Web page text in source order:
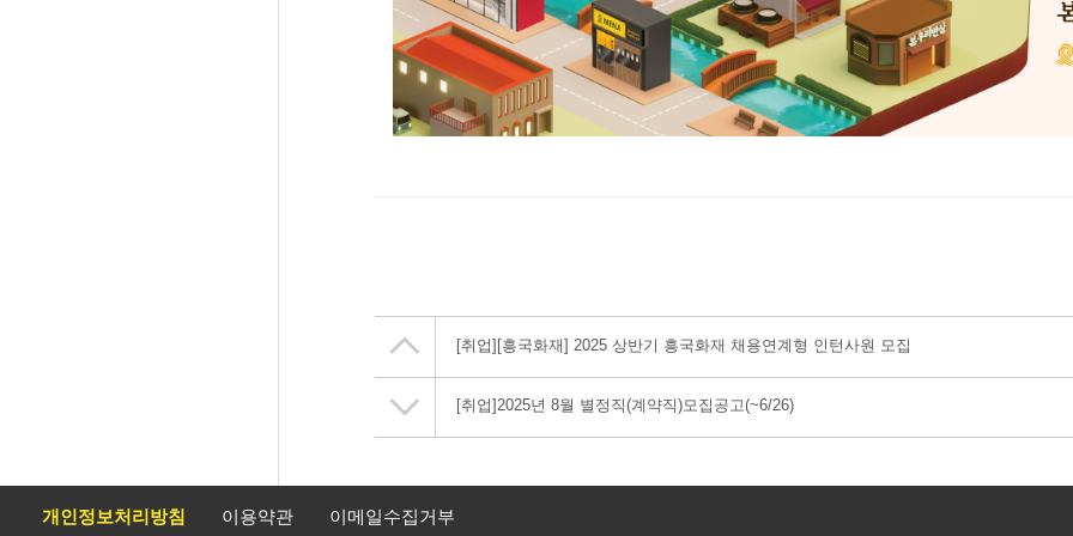
[취업][흥국화재] 2025 상반기 흥국화재 채용연계형 인턴사원 모집
[취업]2025년 8월 별정직(계약직)모집공고(~6/26)
개인정보처리방침 이용약관 이메일수집거부